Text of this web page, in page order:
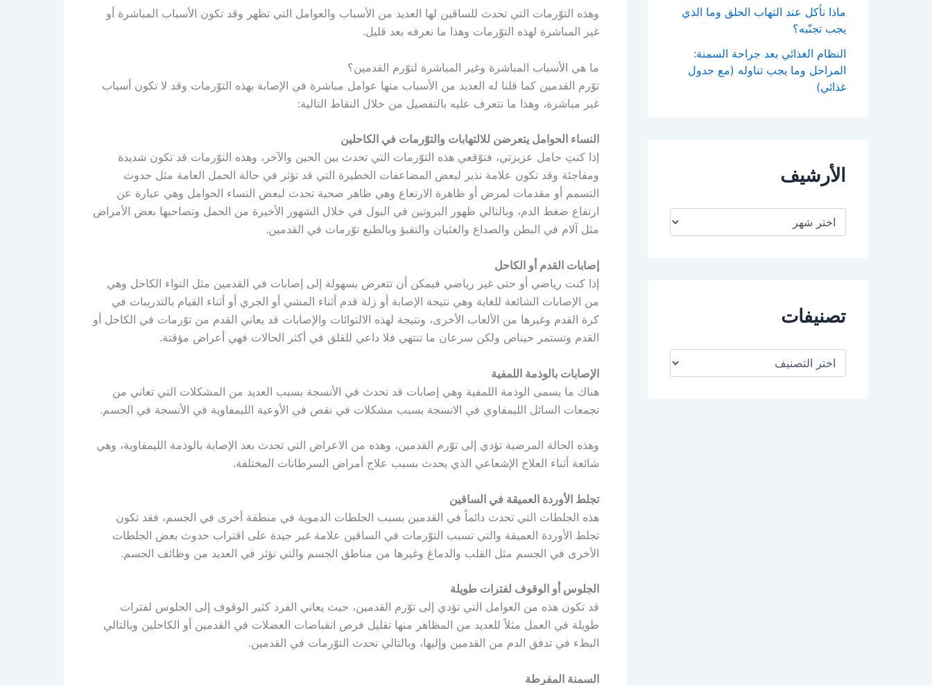
ماذا نأكل عند التهاب الحلق وما الذي
يجب تجنّبه؟
النظام الغذائي بعد جراحة السمنة:
المراحل وما يجب تناوله (مع جدول
غذائي)
الأرشيف
تصنيفات
وهذه التوّرمات التي تحدث للساقين لها العديد من الأسباب والعوامل التي تظهر وقد تكون الأسباب المباشرة أو
غير المباشرة لهذه التوّرمات وهذا ما نعرفه بعد قليل.
ما هي الأسباب المباشرة وغير المباشرة لتوّرم القدمين؟
توّرم القدمين كما قلنا له العديد من الأسباب منها عوامل مباشرة في الإصابة بهذه التوّرمات وقد لا تكون أسباب
غير مباشرة، وهذا ما نتعرف عليه بالتفصيل من خلال النقاط التالية:
النساء الحوامل يتعرضن للالتهابات والتوّرمات في الكاحلين
إذا كنتِ حامل عزيزتي، فتوّقعي هذه التوّرمات التي تحدث بين الحين والآخر، وهذه التوّرمات قد تكون شديدة
ومفاجئة وقد تكون علامة نذير لبعض المضاعفات الخطيرة التي قد تؤثر في حالة الحمل العامة مثل حدوث
التسمم أو مقدمات لمرض أو ظاهرة الارتعاع وهي ظاهر صحية تحدث لبعض النساء الحوامل وهي عبارة عن
ارتفاع ضغط الدم، وبالتالي ظهور البروتين في البول في خلال الشهور الأخيرة من الحمل وتصاحبها بعض الأمراض
مثل آلام في البطن والصداع والغثيان والتقيؤ وبالطبع توّرمات في القدمين.
إصابات القدم أو الكاحل
إذا كنت رياضي أو حتى غير رياضي فيمكن أن تتعرض بسهولة إلى إصابات في القدمين مثل التواء الكاحل وهي
من الإصابات الشائعة للغاية وهي نتيجة الإصابة أو زلة قدم أثناء المشي أو الجري أو أثناء القيام بالتدريبات في
كرة القدم وغيرها من الألعاب الأخرى، ونتيجة لهذه الالتوائات والإصابات قد يعاني القدم من توّرمات في الكاحل أو
القدم وتستمر حيناص ولكن سرعان ما تنتهي فلا داعي للقلق في أكثر الحالات فهي أعراض مؤقتة.
الإصابات بالوذمة اللمفية
هناك ما يسمى الوذمة اللمفية وهي إصابات قد تحدث في الأنسجة بسبب العديد من المشكلات التي تعاني من
تجمعات السائل الليمفاوي في الانسجة بسبب مشكلات في نقص في الأوعية الليمفاوية في الأنسجة في الجسم.
وهذه الحالة المرضية تؤدي إلى توّرم القدمين، وهذه من الاعراض التي تحدث بعد الإصابة بالوذمة الليمفاوية، وهي
شائعة أثناء العلاج الإشعاعي الذي يحدث بسبب علاج أمراض السرطانات المختلفة.
تجلط الأوردة العميقة في الساقين
هذه الجلطات التي تحدث دائماً في القدمين بسبب الجلطات الدموية في منطقة أخرى في الجسم، فقد تكون
تجلط الأوردة العميقة والتي تسبب التوّرمات في الساقين علامة غير جيدة على اقتراب حدوث بعض الجلطات
الأخرى في الجسم مثل القلب والدماغ وغيرها من مناطق الجسم والتي تؤثر في العديد من وظائف الجسم.
الجلوس أو الوقوف لفترات طويلة
قد تكون هذه من العوامل التي تؤدي إلى توّرم القدمين، حيث يعاني الفرد كثير الوقوف إلى الجلوس لفترات
طويلة في العمل مثلاً للعديد من المظاهر منها تقليل فرص انقباضات العضلات في القدمين أو الكاحلين وبالتالي
البطء في تدفق الدم من القدمين وإليها، وبالتالي تحدث التوّرمات في القدمين.
السمنة المفرطة